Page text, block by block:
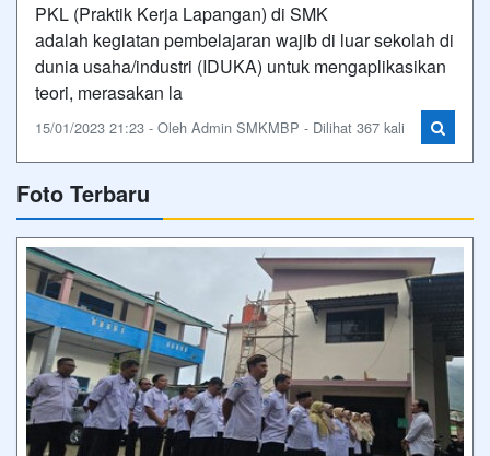
PKL (Praktik Kerja Lapangan) di SMK
adalah kegiatan pembelajaran wajib di luar sekolah di
dunia usaha/industri (IDUKA) untuk mengaplikasikan
teori, merasakan la
15/01/2023 21:23 - Oleh Admin SMKMBP - Dilihat 367 kali
Foto Terbaru